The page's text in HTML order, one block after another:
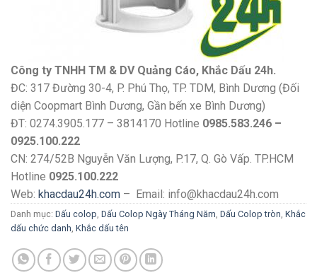
Công ty TNHH TM & DV Quảng Cáo, Khắc Dấu 24h.
ĐC: 317 Đường 30-4, P. Phú Thọ, TP. TDM, Bình Dương (Đối
diện Coopmart Bình Dương, Gần bến xe Bình Dương)
ĐT: 0274.3905.177 – 3814170 Hotline 0985.583.246 –
0925.100.222
CN: 274/52B Nguyễn Văn Lượng, P.17, Q. Gò Vấp. TP.HCM
Hotline 0925.100.222
Web: khacdau24h.com – Email: info@khacdau24h.com
Danh mục: Dấu colop, Dấu Colop Ngày Tháng Năm, Dấu Colop tròn, Khắc
dấu chức danh, Khắc dấu tên